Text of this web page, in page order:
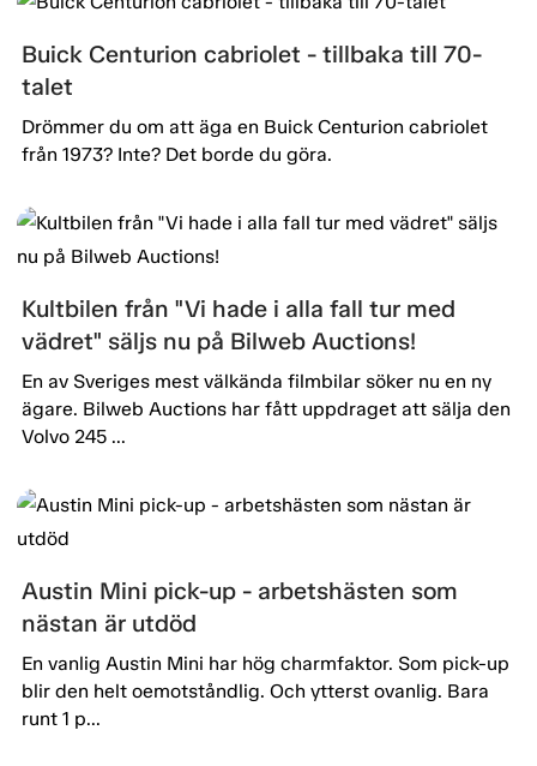
Buick Centurion cabriolet - tillbaka till 70-
talet
Drömmer du om att äga en Buick Centurion cabriolet
från 1973? Inte? Det borde du göra.
Kultbilen från "Vi hade i alla fall tur med
vädret" säljs nu på Bilweb Auctions!
En av Sveriges mest välkända filmbilar söker nu en ny
ägare. Bilweb Auctions har fått uppdraget att sälja den
Volvo 245 ...
Austin Mini pick-up - arbetshästen som
nästan är utdöd
En vanlig Austin Mini har hög charmfaktor. Som pick-up
blir den helt oemotståndlig. Och ytterst ovanlig. Bara
runt 1 p...